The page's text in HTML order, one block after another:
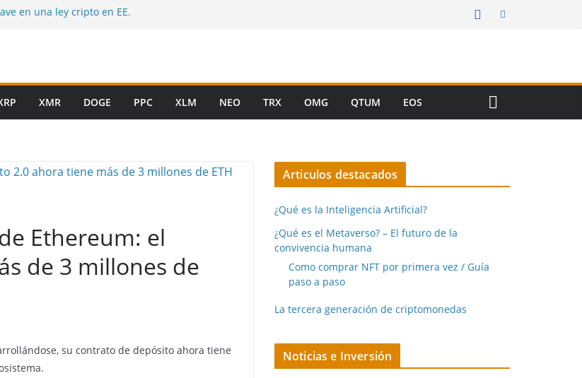
en una ley cripto en EE.
mientras las salidas de
mercadoXMR DOGE PPC XLM NEO TRX OMG QTUM EOS
Ethereum: el
de 3 millones de
su contrato de depósito ahora tiene
Articulos destacados
¿Qué es la Inteligencia Artificial?
¿Qué es el Metaverso? – El futuro de la
convivencia humana
Como comprar NFT por primera vez / Guía
paso a paso
La tercera generación de criptomonedas
Noticias e Inversión